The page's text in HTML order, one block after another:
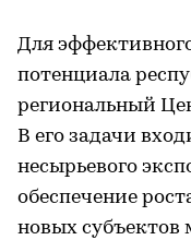
Для
потенциала
региональный
В его задачи
несырьевого
обеспечение
новых субъектов